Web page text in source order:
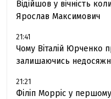
Відійшов у вічність
Ярослав Максимович
21:41
Чому Віталій Юрченко
залишаючись
21:21
Філіп Морріс у першому